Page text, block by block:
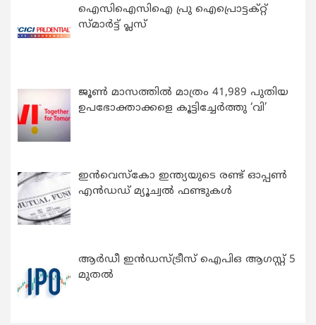
ഐസിഐസിഐ പ്രു ഐപ്രൊട്ടക്റ്റ്
സ്മാർട്ട് പ്ലസ്
ജൂൺ മാസത്തിൽ മാത്രം 41,989 പുതിയ
ഉപഭോക്താക്കളെ കൂട്ടിച്ചേർത്തു ‘വി’
ഇന്‍വെസ്കോ ഇന്ത്യയുടെ രണ്ട് ഓപ്പണ്‍
എന്‍ഡഡ് മ്യൂച്വല്‍ ഫണ്ടുകള്‍
ആർഡീ ഇൻഡസ്ട്രീസ് ഐപിഒ ആഗസ്റ്റ് 5
മുതൽ